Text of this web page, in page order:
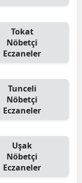
Tokat
Nöbetçi
Eczaneler
Tunceli
Nöbetçi
Eczaneler
Uşak
Nöbetçi
Eczaneler